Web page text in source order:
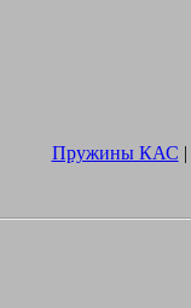
Пружины КАС |